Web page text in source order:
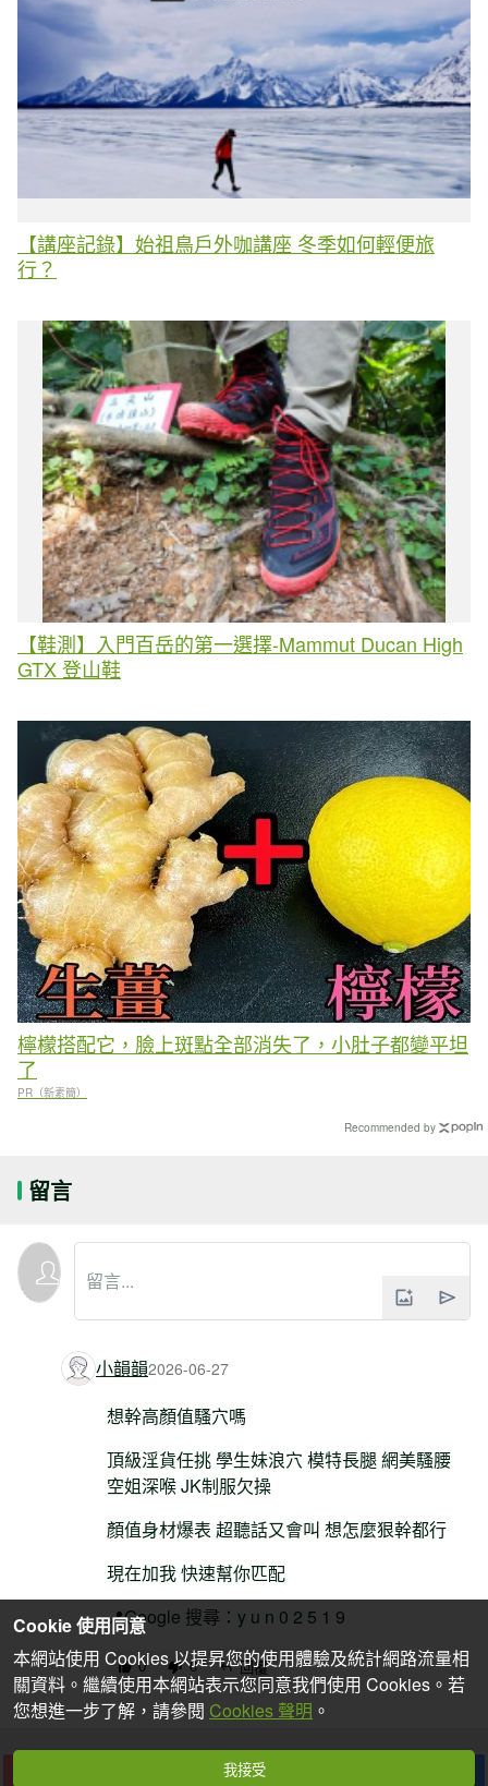
【講座記錄】始祖鳥戶外咖講座 冬季如何輕便旅
行？
【鞋測】入門百岳的第一選擇-Mammut Ducan High
GTX 登山鞋
檸檬搭配它，臉上斑點全部消失了，小肚子都變平坦
了
PR（新素簡）
Recommended by
留言
小韻韻2026-06-27
想幹高顏值騷穴嗎
頂級淫貨任挑 學生妹浪穴 模特長腿 網美騷腰
空姐深喉 JK制服欠操
顏值身材爆表 超聽話又會叫 想怎麼狠幹都行
現在加我 快速幫你匹配
📍Google 搜尋：y u n 0 2 5 1 9
0 0 回覆
下一篇
Cookie 使用同意
本網站使用 Cookies 以提昇您的使用體驗及統計網路流量相
關資料。繼續使用本網站表示您同意我們使用 Cookies。若
您想進一步了解，請參閱 Cookies 聲明 。
我接受